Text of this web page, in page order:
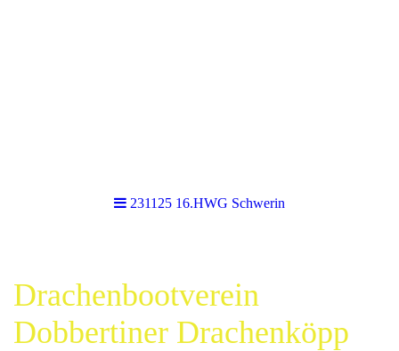
231125 16.HWG Schwerin
Drachenbootverein
Dobbertiner Drachenköpp